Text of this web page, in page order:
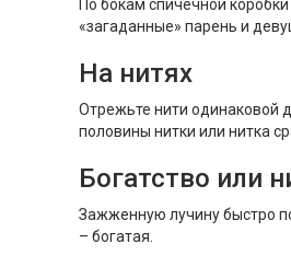
По бокам спичечной
«загаданные» парень и
На нитях
Отрежьте нити одинаковой
половины нитки или нитка
Богатство или
Зажженную лучину быстро
– богатая.